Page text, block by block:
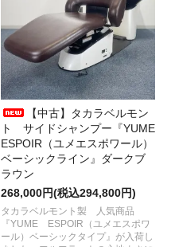
【中古】タカラベルモン
ト サイドシャンプー『YUME
ESPOIR（ユメエスポワール）
ベーシックライン』ダークブ
ラウン
268,000円(税込294,800円)
タカラベルモント製 人気商品
『YUME ESPOIR（ユメエスポワ
ール）ベーシックタイプ』が入荷し